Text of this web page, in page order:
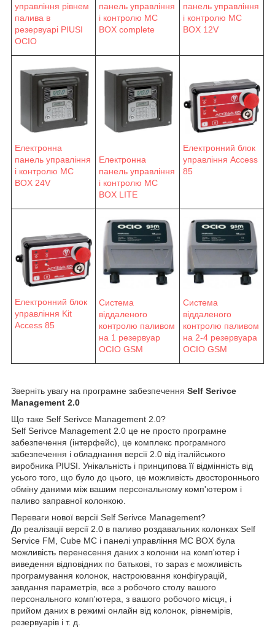
управління рівнем
палива в
резервуарі PIUSI
OCIO
панель управління
і контролю MC
BOX complete
панель управління
і контролю MC
BOX 12V
Електронна
панель управління
і контролю MC
BOX 24V
Електронна
панель управління
і контролю MC
BOX LITE
Електронний блок
управління Access
85
Електронний блок
управління Kit
Access 85
Система
віддаленого
контролю паливом
на 1 резервуар
OCIO GSM
Система
віддаленого
контролю паливом
на 2-4 резервуара
OCIO GSM
Зверніть увагу на програмне забезпечення Self Serivce
Management 2.0
Що таке Self Serivce Management 2.0?
Self Serivce Management 2.0 це не просто програмне
забезпечення (інтерфейс), це комплекс програмного
забезпечення і обладнання версії 2.0 від італійського
виробника PIUSI. Унікальність і принципова її відмінність від
усього того, що було до цього, це можливість двостороннього
обміну даними між вашим персональному комп'ютером і
паливо заправної колонкою.
Переваги нової версії Self Serivce Management?
До реалізації версії 2.0 в паливо роздавальних колонках Self
Service FM, Cube MC і панелі управління MC BOX була
можливість перенесення даних з колонки на комп'ютер і
виведення відповідних по батькові, то зараз є можливість
програмування колонок, настроювання конфігурацій,
завдання параметрів, все з робочого столу вашого
персонального комп'ютера, з вашого робочого місця, і
прийом даних в режимі онлайн від колонок, рівнемірів,
резервуарів і т. д.